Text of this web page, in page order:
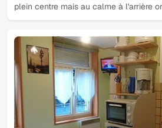
plein centre mais au calme à l'arrière